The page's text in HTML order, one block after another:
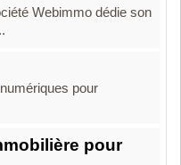
Webimmo dédie son
pour
pour